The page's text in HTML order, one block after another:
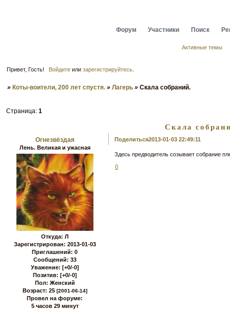
Форум Участники Поиск
Активные темы
Привет, Гость! Войдитеили зарегистрируйтесь.
» Коты-воители, 200 лет спустя. »Лагерь »Скала собраний.
Скала
Страница:1
Поделиться2013-01-03 22:49:11
Огнезвёздая
Лень. Великая и ужасная
Откуда: Л
Зарегистрирован: 2013-01-03
Приглашений: 0
Сообщений: 33
Уважение: [+0/-0]
Позитив: [+0/-0]
Пол: Женский
Возраст: 25 [2001-06-14]
Провел на форуме:
5 часов 29 минут
Здесь предводитель созывает собрание
0